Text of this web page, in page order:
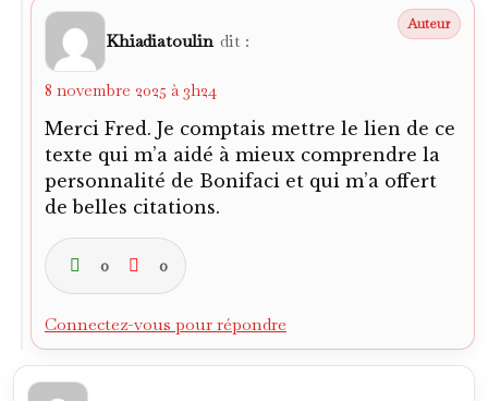
Connectez-vous pour répondre
bobbyschanno
8 novembre 2025 à 7h08
Ah ! le beau Yeso…
légende.
Les frangins Valle à Nice, sacrée histoire ! Et
toute cette émigration sportive à Nice au
temps de la Guerra Civil : Zamora, Samitier…